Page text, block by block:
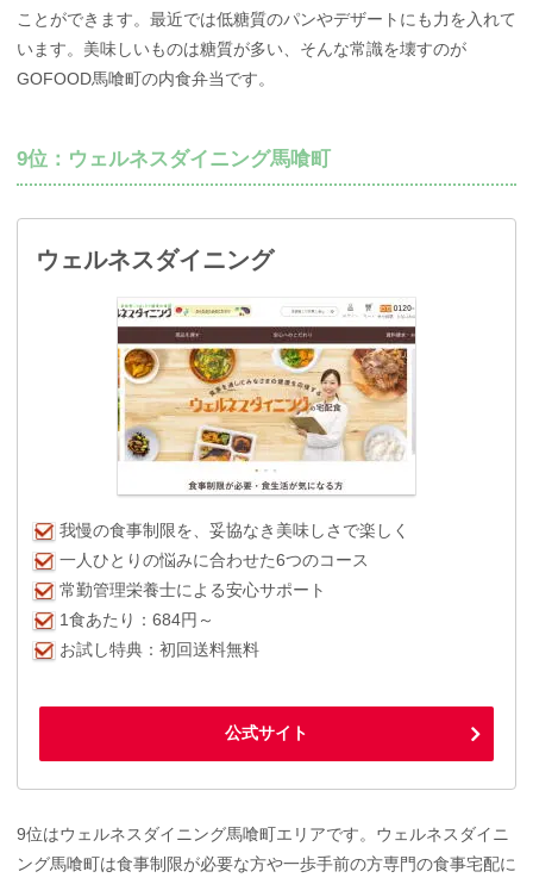
ことができます。最近では低糖質のパンやデザートにも力を入れて
います。美味しいものは糖質が多い、そんな常識を壊すのが
GOFOOD馬喰町の内食弁当です。
9位：ウェルネスダイニング馬喰町
ウェルネスダイニング
我慢の食事制限を、妥協なき美味しさで楽しく
一人ひとりの悩みに合わせた6つのコース
常勤管理栄養士による安心サポート
1食あたり：684円～
お試し特典：初回送料無料
公式サイト
9位はウェルネスダイニング馬喰町エリアです。ウェルネスダイニ
ング馬喰町は食事制限が必要な方や一歩手前の方専門の食事宅配に